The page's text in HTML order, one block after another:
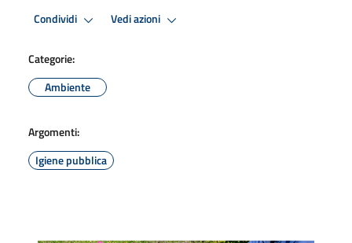
Condividi Vedi azioni
Categorie:
Ambiente
Argomenti:
Igiene pubblica